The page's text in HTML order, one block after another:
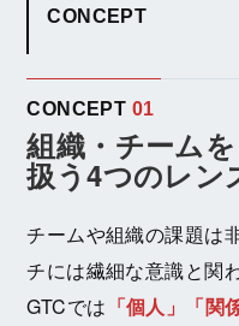
CONCEPT
CONCEPT 01
組織・チームを
扱う4つのレン
チームや組織の課題は
チには繊細な意識と関
GTCでは 「個人」「